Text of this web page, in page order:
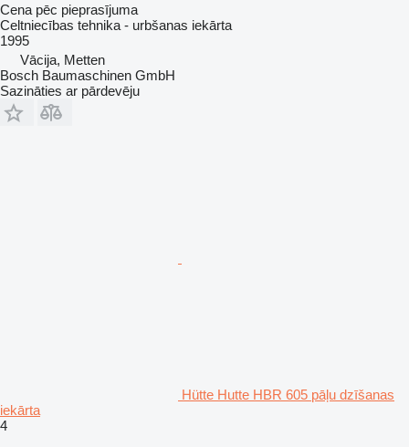
Cena pēc pieprasījuma
Celtniecības tehnika - urbšanas iekārta
1995
Vācija, Metten
Bosch Baumaschinen GmbH
Sazināties ar pārdevēju
Hütte Hutte HBR 605 pāļu dzīšanas
iekārta
4